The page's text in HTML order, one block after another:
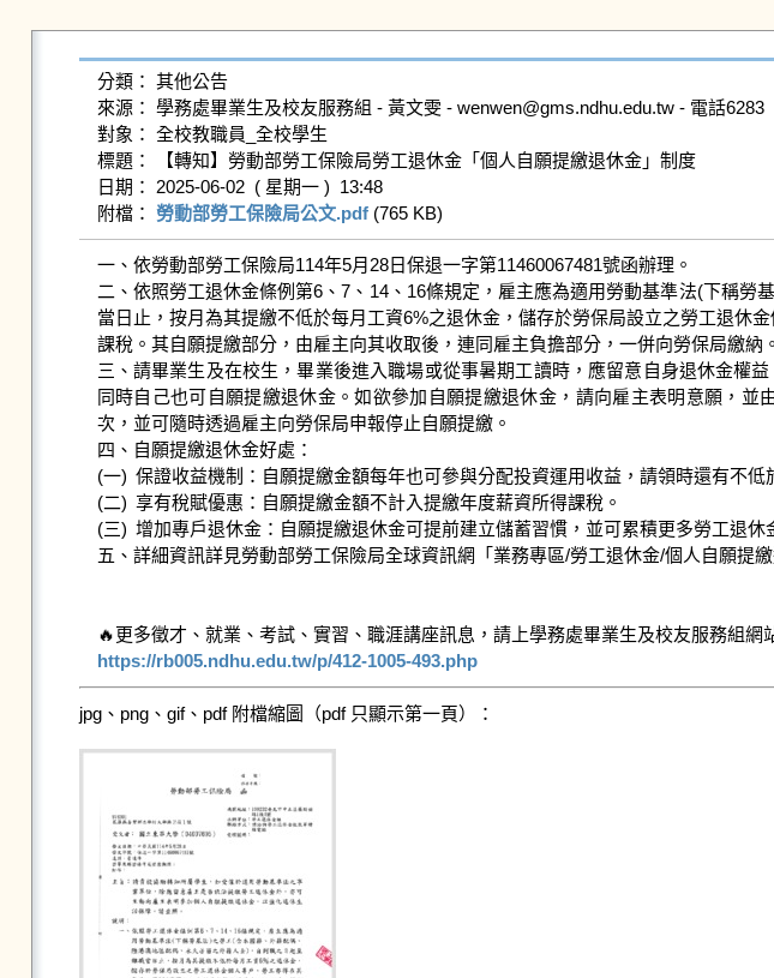
分類： 其他公告
來源： 學務處畢業生及校友服務組 - 黃文雯 - wenwen@gms.ndhu.edu.tw - 電話6283
對象： 全校教職員_全校學生
標題： 【轉知】勞動部勞工保險局勞工退休金「個人自願提繳退休金」制度
日期： 2025-06-02  ( 星期一 )  13:48
附檔： 勞動部勞工保險局公文.pdf (765 KB)
一、依勞動部勞工保險局114年5月28日保退一字第11460067481號函辦理。
二、依照勞工退休金條例第6、7、14、16條規定，雇主應為適用勞動基準法(下稱
當日止，按月為其提繳不低於每月工資6%之退休金，儲存於勞保局設立之勞工退休
課稅。其自願提繳部分，由雇主向其收取後，連同雇主負擔部分，一併向勞保局繳納。
三、請畢業生及在校生，畢業後進入職場或從事暑期工讀時，應留意自身退休金權
同時自己也可自願提繳退休金。如欲參加自願提繳退休金，請向雇主表明意願，
次，並可隨時透過雇主向勞保局申報停止自願提繳。
四、自願提繳退休金好處：
(一)	保證收益機制：自願提繳金額每年也可參與分配投資運用收益，請領時還有不低於當地銀行2年定期存款利率所計算的保證收益保障。
(二)	享有稅賦優惠：自願提繳金額不計入提繳年度薪資所得課稅。
(三)	增加專戶退休金：自願提繳退休金可提前建立儲蓄習慣，並可累積更多勞工退休金個人專戶的本金，強化退休生活保障。
五、詳細資訊詳見勞動部勞工保險局全球資訊網「業務專區/勞工退休金/個人自願提
https://rb005.ndhu.edu.tw/p/412-1005-493.php
jpg、png、gif、pdf 附檔縮圖（pdf 只顯示第一頁）：